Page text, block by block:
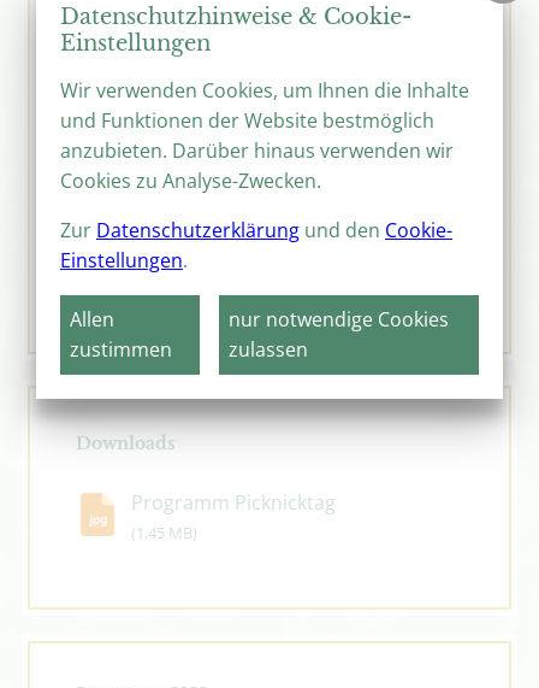
Parkführungen geboten.
Verlosung von EDEKA-Picknickkörben
Glücklich konnte sich schätzen, wer einen
der 50 mit Leckereien gefüllten
Picknickkörbe gewann, die EDEKA
anlässlich des Picknicktags am 2. und 9.
Juli über eine Radioaktion verloste.
Fotorückblick Gartenträume-Picknicktag 2023
Downloads
Programm Picknicktag
(1,45 MB)
Datenschutzhinweise & Cookie-
Einstellungen
Wir verwenden Cookies, um Ihnen die Inhalte
und Funktionen der Website bestmöglich
anzubieten. Darüber hinaus verwenden wir
Cookies zu Analyse-Zwecken.
Zur Datenschutzerklärung und den Cookie-
Einstellungen.
Allen
zustimmen
nur notwendige Cookies
zulassen